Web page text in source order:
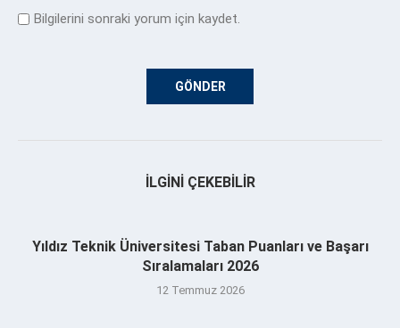
Bilgilerini sonraki yorum için kaydet.
İLGINI ÇEKEBILIR
Yıldız Teknik Üniversitesi Taban Puanları ve Başarı
Sıralamaları 2026
12 Temmuz 2026